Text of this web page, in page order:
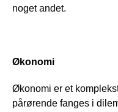
noget andet.
Økonomi
Økonomi er et
pårørende fanges i